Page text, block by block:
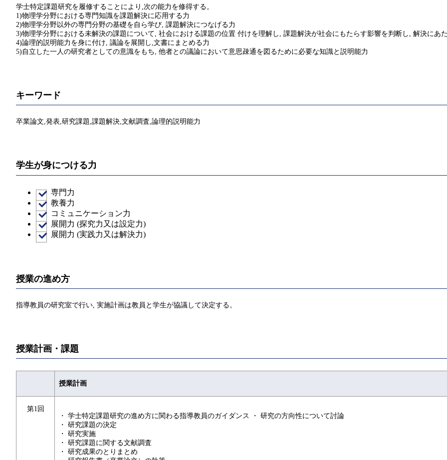
学士特定課題研究を履修することにより,次の能力を修得する。
1)物理学分野における専門知識を課題解決に応用する力
2)物理学分野以外の専門分野の基礎を自ら学び, 課題解決につなげる力
3)物理学分野における未解決の課題について, 社会における課題の位置 付けを理解し, 課題解決が社会にもたらす影響を判断し, 解決にあ
4)論理的説明能力を身に付け, 議論を展開し,文書にまとめる力
5)自立した一人の研究者としての意識をもち, 他者との議論において意思疎通を図るために必要な知識と説明能力
キーワード
卒業論文,発表,研究課題,課題解決,文献調査,論理的説明能力
学生が身につける力
専門力
教養力
コミュニケーション力
展開力 (探究力又は設定力)
展開力 (実践力又は解決力)
授業の進め方
指導教員の研究室で行い, 実施計画は教員と学生が協議して決定する。
授業計画・課題
授業計画
第1回
・ 学士特定課題研究の進め方に関わる指導教員のガイダンス ・ 研究の方向性について討論
・ 研究課題の決定
・ 研究実施
・ 研究課題に関する文献調査
・ 研究成果のとりまとめ